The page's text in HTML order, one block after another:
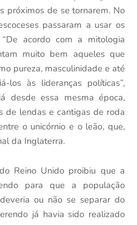
próximos de se tornarem. No
passaram a usar os
acordo com a mitologia
muito bem aqueles que
pureza, masculinidade e até
los às lideranças políticas”,
desde essa mesma época,
de lendas e cantigas de roda
o unicórnio e o leão, que,
da Inglaterra.
Reino Unido proibiu que a
para que a população
ou não se separar do
já havia sido realizado